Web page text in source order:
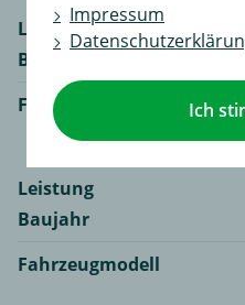
Leistung
Baujahr
Fahrzeugmodell
Leistung
Baujahr
Fahrzeugmodell
Impressum
Ich